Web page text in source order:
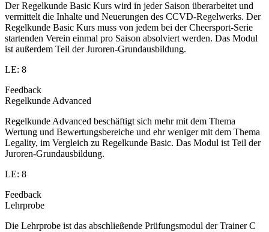
Der Regelkunde Basic Kurs wird in jeder Saison überarbeitet und
vermittelt die Inhalte und Neuerungen des CCVD-Regelwerks. Der
Regelkunde Basic Kurs muss von jedem bei der Cheersport-Serie
startenden Verein einmal pro Saison absolviert werden. Das Modul
ist außerdem Teil der Juroren-Grundausbildung.
LE: 8
Feedback
Regelkunde Advanced
Regelkunde Advanced beschäftigt sich mehr mit dem Thema
Wertung und Bewertungsbereiche und ehr weniger mit dem Thema
Legality, im Vergleich zu Regelkunde Basic. Das Modul ist Teil der
Juroren-Grundausbildung.
LE: 8
Feedback
Lehrprobe
Die Lehrprobe ist das abschließende Prüfungsmodul der Trainer C